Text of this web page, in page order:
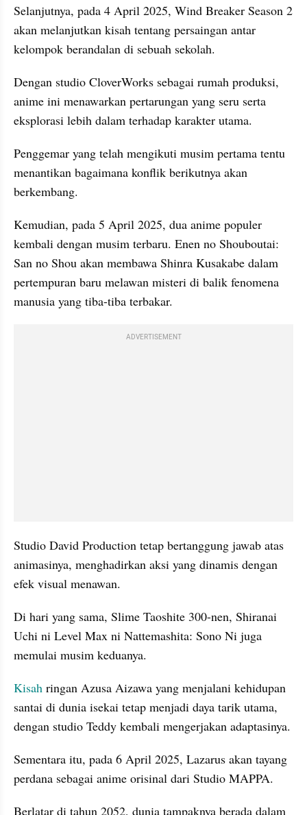
Selanjutnya, pada 4 April 2025, Wind Breaker Season 2
akan melanjutkan kisah tentang persaingan antar
kelompok berandalan di sebuah sekolah.
Dengan studio CloverWorks sebagai rumah produksi,
anime ini menawarkan pertarungan yang seru serta
eksplorasi lebih dalam terhadap karakter utama.
Penggemar yang telah mengikuti musim pertama tentu
menantikan bagaimana konflik berikutnya akan
berkembang.
Kemudian, pada 5 April 2025, dua anime populer
kembali dengan musim terbaru. Enen no Shouboutai:
San no Shou akan membawa Shinra Kusakabe dalam
pertempuran baru melawan misteri di balik fenomena
manusia yang tiba-tiba terbakar.
ADVERTISEMENT
Studio David Production tetap bertanggung jawab atas
animasinya, menghadirkan aksi yang dinamis dengan
efek visual menawan.
Di hari yang sama, Slime Taoshite 300-nen, Shiranai
Uchi ni Level Max ni Nattemashita: Sono Ni juga
memulai musim keduanya.
Kisah ringan Azusa Aizawa yang menjalani kehidupan
santai di dunia isekai tetap menjadi daya tarik utama,
dengan studio Teddy kembali mengerjakan adaptasinya.
Sementara itu, pada 6 April 2025, Lazarus akan tayang
perdana sebagai anime orisinal dari Studio MAPPA.
Berlatar di tahun 2052, dunia tampaknya berada dalam